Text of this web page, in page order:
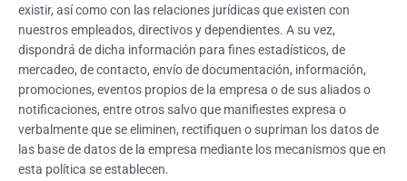
existir, así como con las relaciones jurídicas que existen con
nuestros empleados, directivos y dependientes. A su vez,
dispondrá de dicha información para fines estadísticos, de
mercadeo, de contacto, envío de documentación, información,
promociones, eventos propios de la empresa o de sus aliados o
notificaciones, entre otros salvo que manifiestes expresa o
verbalmente que se eliminen, rectifiquen o supriman los datos de
las base de datos de la empresa mediante los mecanismos que en
esta política se establecen.